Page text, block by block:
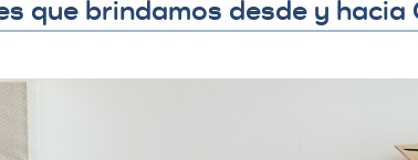
que brindamos desde y hacia